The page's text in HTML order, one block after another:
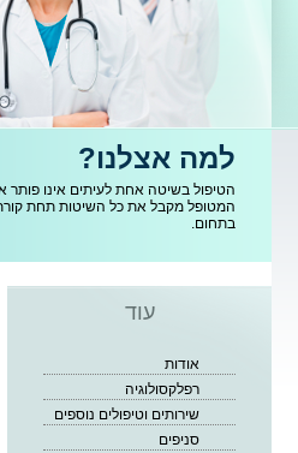
למה אצלנו?
המטופל מקבל את כל השיטות תחת
בתחום.
עוד
אודות
רפלקסולוגיה
שירותים וטיפולים נוספים
סניפים